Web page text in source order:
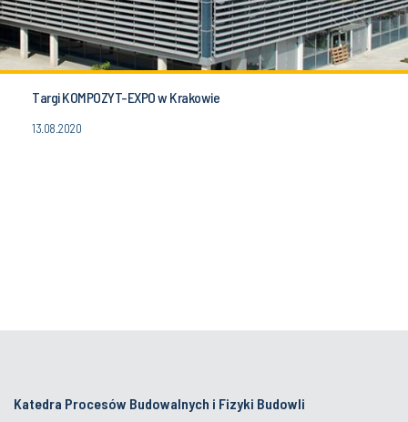
Targi KOMPOZYT-EXPO w Krakowie
13.08.2020
Katedra Procesów Budowalnych i Fizyki Budowli